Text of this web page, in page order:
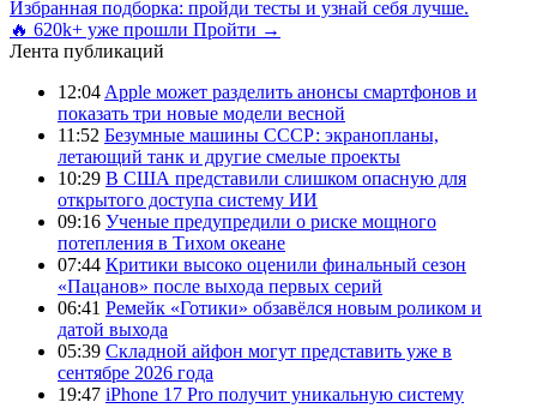
Избранная подборка: пройди тесты и узнай себя лучше.
🔥 620k+ уже прошли Пройти →
Лента публикаций
12:04 Apple может разделить анонсы смартфонов и
показать три новые модели весной
11:52 Безумные машины СССР: экранопланы,
летающий танк и другие смелые проекты
10:29 В США представили слишком опасную для
открытого доступа систему ИИ
09:16 Ученые предупредили о риске мощного
потепления в Тихом океане
07:44 Критики высоко оценили финальный сезон
«Пацанов» после выхода первых серий
06:41 Ремейк «Готики» обзавёлся новым роликом и
датой выхода
05:39 Складной айфон могут представить уже в
сентябре 2026 года
19:47 iPhone 17 Pro получит уникальную систему